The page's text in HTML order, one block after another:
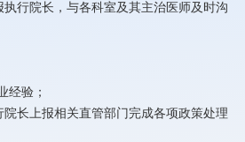
行院长，与各科室及其主治医师及时沟
经验；
长上报相关直管部门完成各项政策处理